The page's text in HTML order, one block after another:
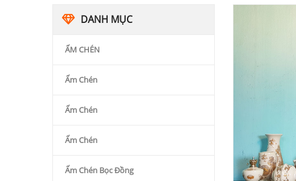
DANH MỤC
ẤM CHÉN
Ấm Chén
Ấm Chén
Ấm Chén
Ấm Chén Bọc Đồng